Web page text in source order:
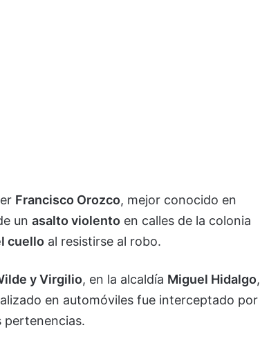
Francisco Orozco, mejor conocido en
un asalto violento en calles de la colonia
cuello al resistirse al robo.
y Virgilio, en la alcaldía Miguel Hidalgo,
en automóviles fue interceptado por
pertenencias.